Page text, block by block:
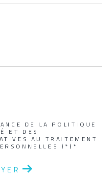
DE LA POLITIQUE
ET DES
AU TRAITEMENT
(*)*